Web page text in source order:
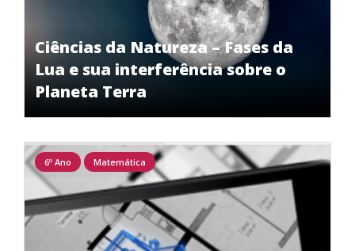
Ciências da Natureza – Fases da
Lua e sua interferência sobre o
Planeta Terra
6º Ano Matemática